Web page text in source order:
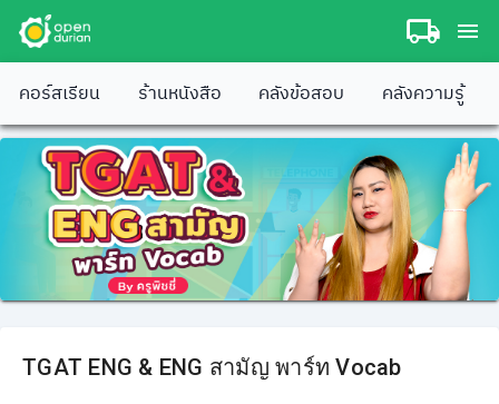
คอร์สเรียน ร้านหนังสือ คลังข้อสอบ คลังความรู้
TGAT ENG & ENG สามัญ พาร์ท Vocab